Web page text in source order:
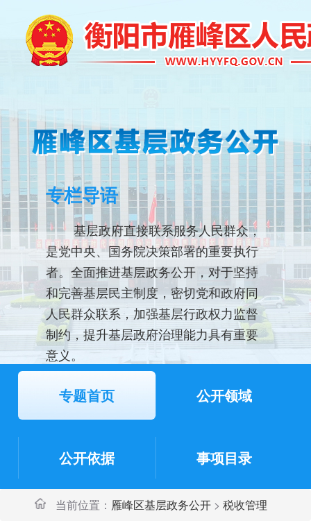
专栏导语
基层政府直接联系服务人民群众，
是党中央、国务院决策部署的重要执行
者。全面推进基层政务公开，对于坚持
和完善基层民主制度，密切党和政府同
人民群众联系，加强基层行政权力监督
制约，提升基层政府治理能力具有重要
意义。
专题首页 公开领域
公开依据 事项目录
当前位置： 雁峰区基层政务公开 >税收管理